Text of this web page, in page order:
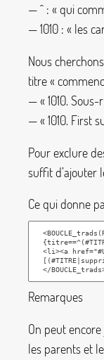
—^ : « qui
—1010 : « les
Nous
titre «
— « 1010. Sous-
— « 1010. First
Pour exclure
suffit d’ajouter
Ce qui donne
Remarques
On peut
les parents et